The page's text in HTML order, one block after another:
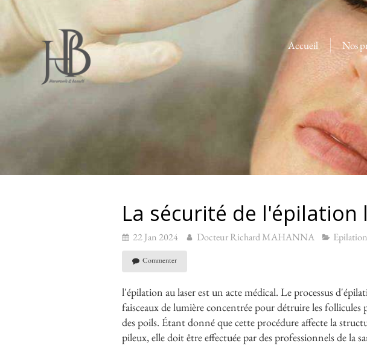
Accueil Nos
La sécurité de l'épilation
22 Jan 2024 Docteur Richard MAHANNA
Commenter
l'épilation au laser est un acte médical. Le processus
faisceaux de lumière concentrée pour détruire les follicules
des poils. Étant donné que cette procédure affecte la
pileux, elle doit être effectuée par des professionnels de la